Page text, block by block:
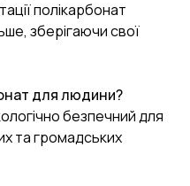
полікарбонат
зберігаючи свої
для людини?
безпечний для
та громадських